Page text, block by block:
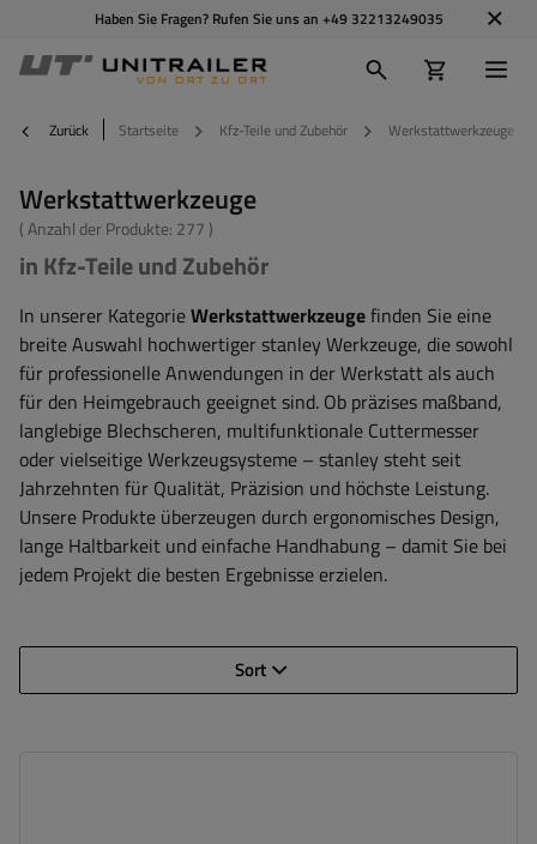
Haben Sie Fragen? Rufen Sie uns an +49 32213249035
Zurück Startseite Kfz-Teile und Zubehör Werkstattwerkzeuge
Werkstattwerkzeuge
( Anzahl der Produkte: 277 )
in Kfz-Teile und Zubehör
In unserer KategorieWerkstattwerkzeugefinden Sie eine
breite Auswahl hochwertiger stanley Werkzeuge, die sowohl
für professionelle Anwendungen in der Werkstatt als auch
für den Heimgebrauch geeignet sind. Ob präzises maßband,
langlebige Blechscheren, multifunktionale Cuttermesser
oder vielseitige Werkzeugsysteme – stanley steht seit
Jahrzehnten für Qualität, Präzision und höchste Leistung.
Unsere Produkte überzeugen durch ergonomisches Design,
lange Haltbarkeit und einfache Handhabung – damit Sie bei
jedem Projekt die besten Ergebnisse erzielen.
Sort